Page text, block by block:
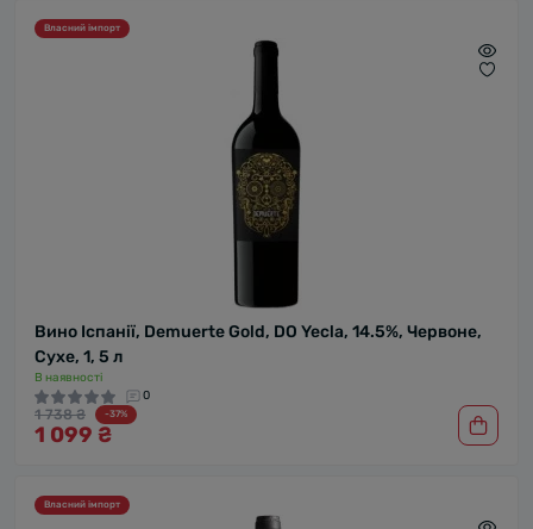
Власний імпорт
Вино Іспанії, Demuerte Gold, DO Yecla, 14.5%, Червоне,
Сухе, 1, 5 л
В наявності
0
1 738 ₴ -37%
1 099 ₴
Власний імпорт